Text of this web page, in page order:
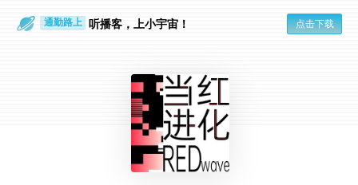
通勤路上 听播客，上小宇宙！ 点击下载